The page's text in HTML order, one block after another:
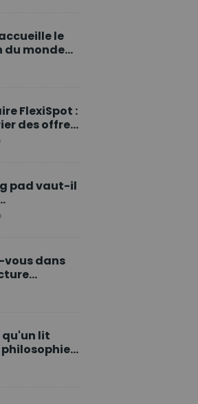
le
du monde
comme
FlexiSpot :
des offres
pad vaut-il
?
vous dans
qu'un lit
philosophie
japonais